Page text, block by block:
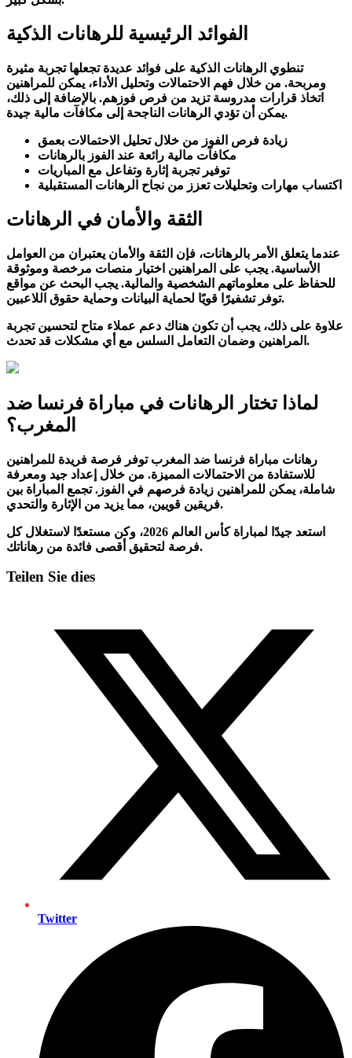
الفوائد الرئيسية للرهانات الذكية
تنطوي الرهانات الذكية على فوائد عديدة تجعلها تجربة مثيرة
ومربحة. من خلال فهم الاحتمالات وتحليل الأداء، يمكن للمراهنين
اتخاذ قرارات مدروسة تزيد من فرص فوزهم. بالإضافة إلى ذلك،
يمكن أن تؤدي الرهانات الناجحة إلى مكافآت مالية جيدة.
زيادة فرص الفوز من خلال تحليل الاحتمالات بعمق
مكافآت مالية رائعة عند الفوز بالرهانات
توفير تجربة إثارة وتفاعل مع المباريات
اكتساب مهارات وتحليلات تعزز من نجاح الرهانات المستقبلية
الثقة والأمان في الرهانات
عندما يتعلق الأمر بالرهانات، فإن الثقة والأمان يعتبران من العوامل
الأساسية. يجب على المراهنين اختيار منصات مرخصة وموثوقة
للحفاظ على معلوماتهم الشخصية والمالية. يجب البحث عن مواقع
توفر تشفيرًا قويًا لحماية البيانات وحماية حقوق اللاعبين.
علاوة على ذلك، يجب أن تكون هناك دعم عملاء متاح لتحسين تجربة
المراهنين وضمان التعامل السلس مع أي مشكلات قد تحدث.
لماذا تختار الرهانات في مباراة فرنسا ضد
المغرب؟
رهانات مباراة فرنسا ضد المغرب توفر فرصة فريدة للمراهنين
للاستفادة من الاحتمالات المميزة. من خلال إعداد جيد ومعرفة
شاملة، يمكن للمراهنين زيادة فرصهم في الفوز. تجمع المباراة بين
فريقين قويين، مما يزيد من الإثارة والتحدي.
استعد جيدًا لمباراة كأس العالم 2026، وكن مستعدًا لاستغلال كل
فرصة لتحقيق أقصى فائدة من رهاناتك.
Teilen Sie dies
Twitter